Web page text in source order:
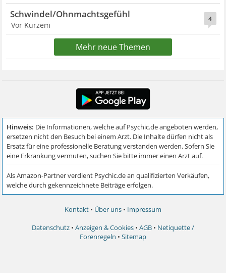
4
Schwindel/Ohnmachtsgefühl
Vor Kurzem
Mehr neue Themen
Kontakt • Über uns • Impressum
Datenschutz • Anzeigen & Cookies • AGB • Netiquette /
Forenregeln • Sitemap